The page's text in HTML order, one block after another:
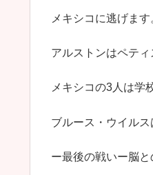
メキシコに逃げます
アルストンはペテ
メキシコの3人は学
ブルース・ウイルス
ー最後の戦いー脳